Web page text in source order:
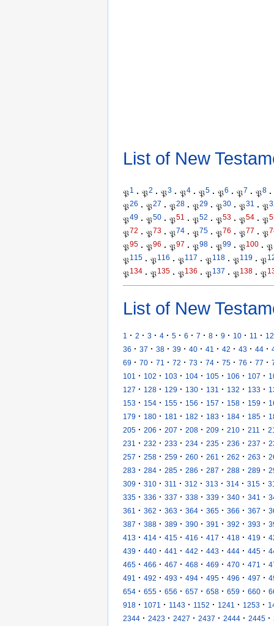
List of New
𝔓1 · 𝔓2 · 𝔓3 · 𝔓4 · 𝔓5 · 𝔓6 · 𝔓7 · 𝔓8 ·
𝔓26 · 𝔓27 · 𝔓28 · 𝔓29 · 𝔓30 · 𝔓31 · 𝔓
𝔓49 · 𝔓50 · 𝔓51 · 𝔓52 · 𝔓53 · 𝔓54 · 𝔓
𝔓72 · 𝔓73 · 𝔓74 · 𝔓75 · 𝔓76 · 𝔓77 · 𝔓
𝔓95 · 𝔓96 · 𝔓97 · 𝔓98 · 𝔓99 · 𝔓100 · 𝔓
𝔓115 · 𝔓116 · 𝔓117 · 𝔓118 · 𝔓119 · 𝔓
𝔓134 · 𝔓135 · 𝔓136 · 𝔓137 · 𝔓138 · 𝔓
List of New
1 · 2 · 3 · 4 · 5 · 6 · 7 · 8 · 9 · 10 · 11 · 12
36 · 37 · 38 · 39 · 40 · 41 · 42 · 43 · 44 ·
69 · 70 · 71 · 72 · 73 · 74 · 75 · 76 · 77 ·
101
· 102 · 103 · 104 · 105 · 106 · 107 ·
127 · 128 · 129 · 130 · 131 · 132 · 133 ·
153 · 154 · 155 · 156 · 157 · 158 · 159 ·
179 · 180 · 181 · 182 · 183 · 184 · 185 ·
205 · 206 · 207 · 208 · 209 · 210 · 211 ·
231
· 232 · 233 · 234 · 235 · 236 · 237 ·
257 · 258 · 259 · 260 · 261 · 262 · 263 ·
283 · 284 · 285 · 286 · 287 · 288 · 289 ·
309 · 310 · 311 · 312 · 313 · 314 · 315 ·
335 · 336 · 337 · 338 · 339 · 340 · 341 ·
361
· 362 · 363 · 364 · 365 · 366 · 367 ·
387 · 388 · 389 · 390 · 391 · 392 · 393 ·
413 · 414 · 415 · 416 · 417 · 418 · 419 ·
439 · 440 · 441 · 442 · 443 · 444 · 445 ·
465 · 466 · 467 · 468 · 469 · 470 · 471 ·
491
· 492 · 493 · 494 · 495 · 496 · 497 ·
654 · 655 · 656 · 657 · 658 · 659 · 660 ·
918 · 1071 · 1143 · 1152 · 1241 · 1253 ·
2344 · 2423 · 2427 · 2437 · 2444 · 2445 ·